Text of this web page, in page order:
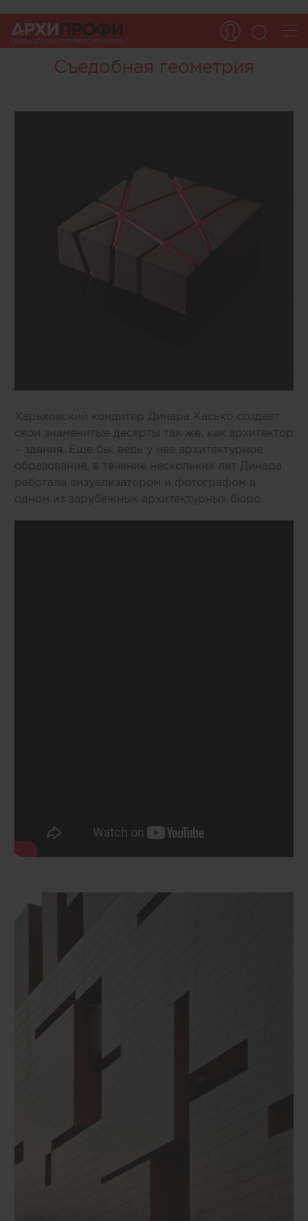
Съедобная геометрия
Харьковский кондитер Динара Касько создает
свои знаменитые десерты так же, как архитектор
– здания. Еще бы, ведь у нее архитектурное
образование, в течение нескольких лет Динара
работала визуализатором и фотографом в
одном из зарубежных архитектурных бюро.